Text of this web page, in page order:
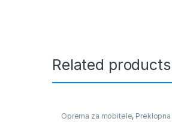
Related products
Oprema za mobitele, Preklopna